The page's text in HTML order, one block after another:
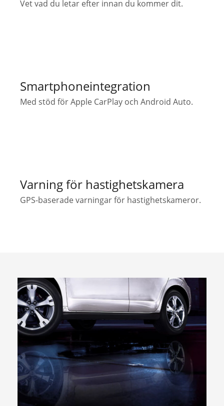
Vet vad du letar efter innan du kommer dit.
Smartphoneintegration
Med stöd för Apple CarPlay och Android Auto.
Varning för hastighetskamera
GPS-baserade varningar för hastighetskameror.